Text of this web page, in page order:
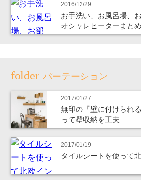
2016/12/29
お手洗い、お風呂場、
オシャレヒーターまとめ
パーテーション
2017/01/27
無印の『壁に付けられ
って壁収納を工夫
2017/01/19
タイルシートを使って